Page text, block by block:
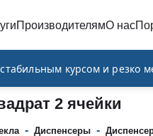
ПроизводителямО нас
курсом и
2 ячейки
- Диспенсеры -